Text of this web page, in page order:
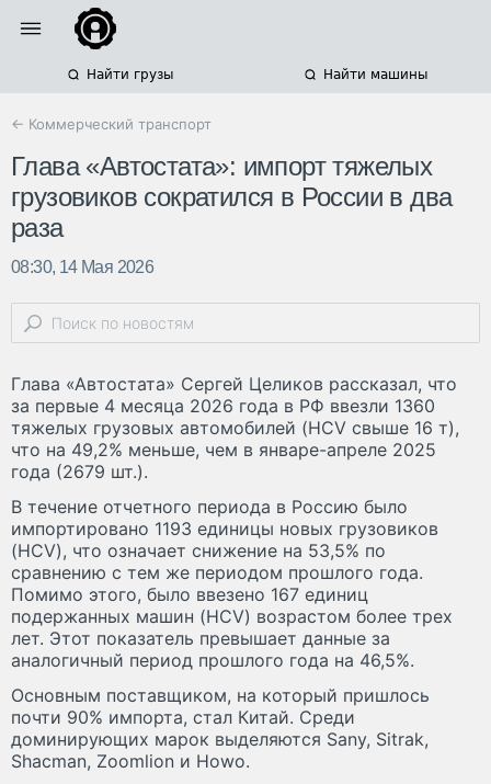
Найти грузы Найти машины
← Коммерческий транспорт
Глава «Автостата»: импорт тяжелых
грузовиков сократился в России в два
раза
08:30, 14 Мая 2026
Глава «Автостата» Сергей Целиков рассказал, что
за первые 4 месяца 2026 года в РФ ввезли 1360
тяжелых грузовых автомобилей (HCV свыше 16 т),
что на 49,2% меньше, чем в январе-апреле 2025
года (2679 шт.).
В течение отчетного периода в Россию было
импортировано 1193 единицы новых грузовиков
(HCV), что означает снижение на 53,5% по
сравнению с тем же периодом прошлого года.
Помимо этого, было ввезено 167 единиц
подержанных машин (HCV) возрастом более трех
лет. Этот показатель превышает данные за
аналогичный период прошлого года на 46,5%.
Основным поставщиком, на который пришлось
почти 90% импорта, стал Китай. Среди
доминирующих марок выделяются Sany, Sitrak,
Shacman, Zoomlion и Howo.